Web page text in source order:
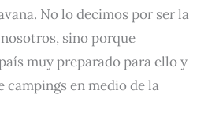
No lo decimos por ser la
sino porque
muy preparado para ello y
campings en medio de la